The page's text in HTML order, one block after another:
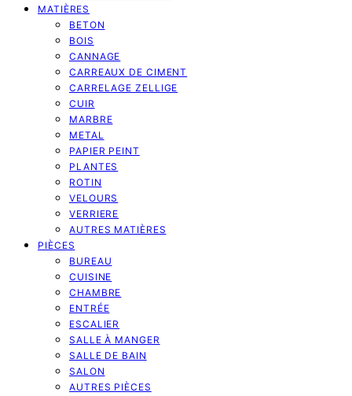
MATIÈRES
BETON
BOIS
CANNAGE
CARREAUX DE CIMENT
CARRELAGE ZELLIGE
CUIR
MARBRE
METAL
PAPIER PEINT
PLANTES
ROTIN
VELOURS
VERRIERE
AUTRES MATIÈRES
PIÈCES
BUREAU
CUISINE
CHAMBRE
ENTRÉE
ESCALIER
SALLE À MANGER
SALLE DE BAIN
SALON
AUTRES PIÈCES